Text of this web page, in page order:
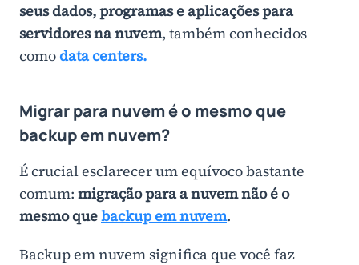
seus dados, programas e aplicações para
servidores na nuvem, também conhecidos
comodata centers.
Migrar para nuvem é o mesmo que
backup em nuvem?
É crucial esclarecer um equívoco bastante
comum: migração para a nuvem não é o
mesmo quebackup em nuvem.
Backup em nuvem significa que você faz